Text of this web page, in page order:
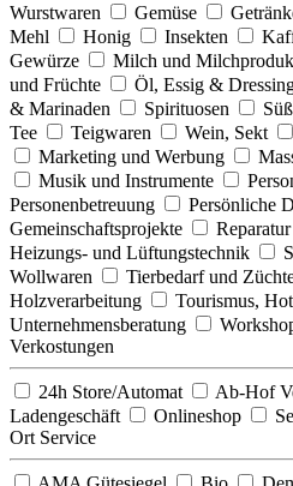
Wurstwaren
Gemüse
Mehl
Honig Insekten
Gewürze
Milch und
und Früchte
Öl, Essig &
& Marinaden
Spirituosen
Tee
Teigwaren Wein, Sekt
Marketing und Werbung
Musik und Instrumente
Personenbetreuung
Persönliche
Gemeinschaftsprojekte
Heizungs- und Lüftungstechnik
Wollwaren
Tierbedarf und
Holzverarbeitung
Tourismus,
Unternehmensberatung
Verkostungen
24h Store/Automat Ab-Hof
Ladengeschäft
Onlineshop
Ort Service